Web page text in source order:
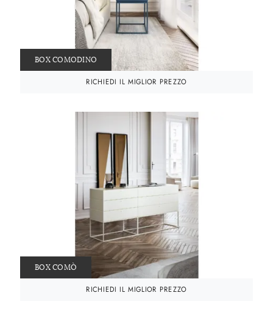
BOX COMODINO
RICHIEDI IL MIGLIOR PREZZO
BOX COMÒ
RICHIEDI IL MIGLIOR PREZZO